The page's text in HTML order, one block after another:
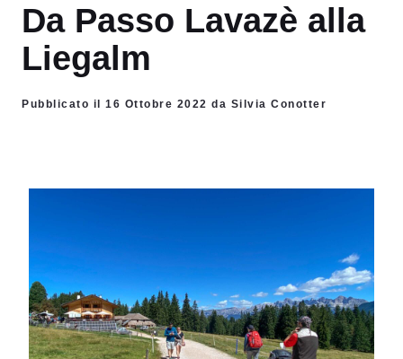
Da Passo Lavazè alla
Liegalm
Pubblicato il 16 Ottobre 2022 da Silvia Conotter